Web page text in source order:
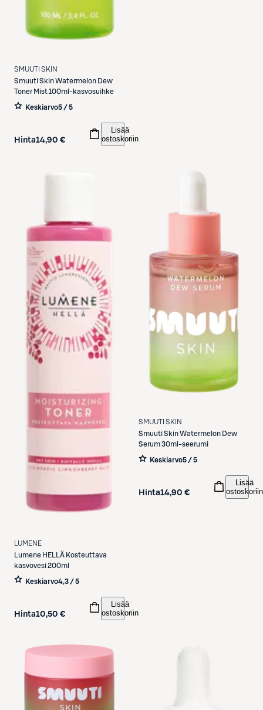
SMUUTI SKIN
Smuuti SkinWatermelon Dew
Toner Mist 100ml-kasvosuihke
Keskiarvo5 / 5
Hinta14,90 €
Lisää
ostoskoriin
LUMENE
Lumene HELLÄ Kosteuttava
kasvovesi 200ml
Keskiarvo4,3 / 5
Hinta10,50 €
Lisää
ostoskoriin
SMUUTI SKIN
Smuuti SkinWatermelon Dew
Serum 30ml-seerumi
Keskiarvo5 / 5
Hinta14,90 €
Lisää
ostoskoriin